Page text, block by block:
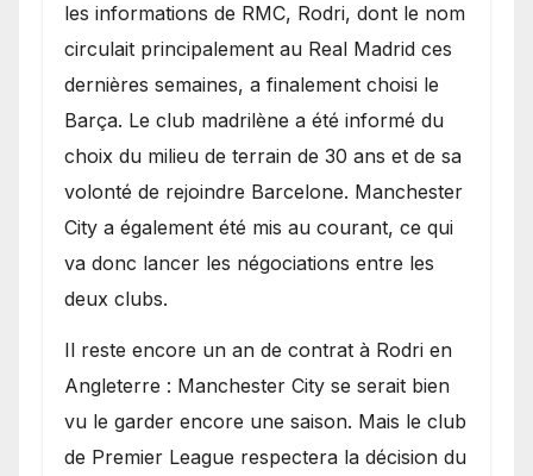
les informations de RMC, Rodri, dont le nom
circulait principalement au Real Madrid ces
dernières semaines, a finalement choisi le
Barça. Le club madrilène a été informé du
choix du milieu de terrain de 30 ans et de sa
volonté de rejoindre Barcelone. Manchester
City a également été mis au courant, ce qui
va donc lancer les négociations entre les
deux clubs.
​Il reste encore un an de contrat à Rodri en
Angleterre : Manchester City se serait bien
vu le garder encore une saison. Mais le club
de Premier League respectera la décision du